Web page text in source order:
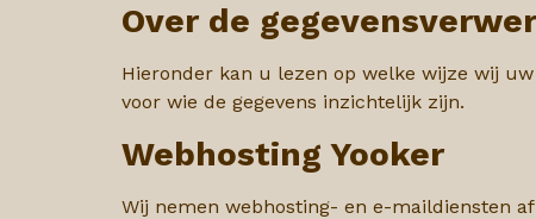
Over de
Hieronder kan u lezen op welke wijze wij
voor wie de gegevens inzichtelijk zijn.
Webhosting Yooker
Wij nemen webhosting- en e-maildiensten